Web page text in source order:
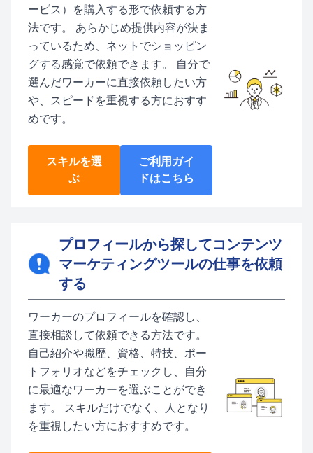
ービス）を購入する形で依頼する方
法です。 あらかじめ提供内容が決ま
っているため、ネットでショッピン
グする感覚で依頼できます。 自分で
選んだワーカーに直接依頼したい方
や、スピードを重視する方におすす
めです。
スキルを選
ぶ
ご利用ガイ
ドはこちら
プロフィールから探してコンテンツ
マーケティングツールの仕事を依頼
する
ワーカーのプロフィールを確認し、
直接相談して依頼できる方法です。
自己紹介や職歴、資格、特技、ポー
トフォリオなどをチェックし、自分
に最適なワーカーを選ぶことができ
ます。 スキルだけでなく、人となり
を重視したい方におすすめです。